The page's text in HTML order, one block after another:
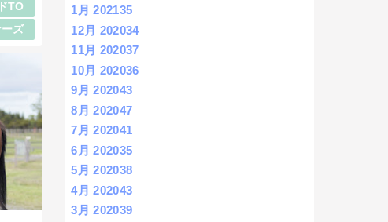
TO
ズ
1月 202135
12月 202034
11月 202037
10月 202036
9月 202043
8月 202047
7月 202041
6月 202035
5月 202038
4月 202043
3月 202039